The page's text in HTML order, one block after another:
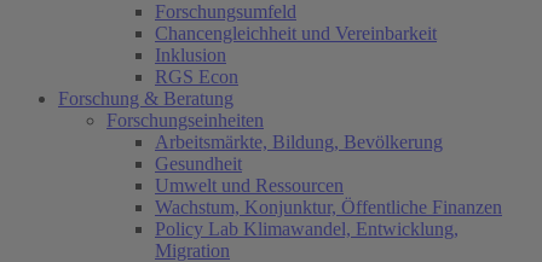
Forschungsumfeld
Chancengleichheit und Vereinbarkeit
Inklusion
RGS Econ
Forschung & Beratung
Forschungseinheiten
Arbeitsmärkte, Bildung, Bevölkerung
Gesundheit
Umwelt und Ressourcen
Wachstum, Konjunktur, Öffentliche Finanzen
Policy Lab Klimawandel, Entwicklung,
Migration